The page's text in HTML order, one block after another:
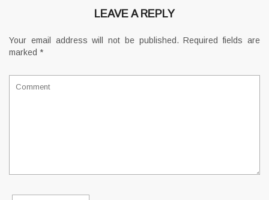
LEAVE A REPLY
Your email address will not be published. Required fields are
marked *